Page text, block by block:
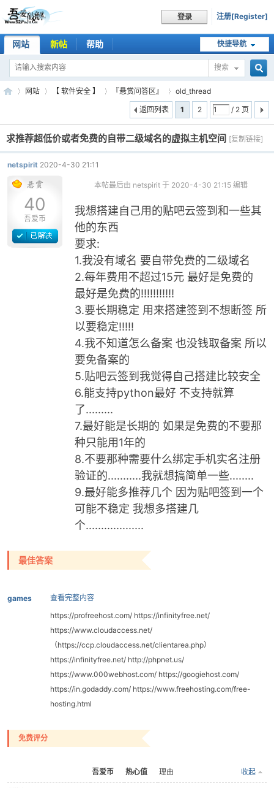
登录 注册[Register]
快捷导航
网站 新帖 帮助
搜索
索
吾 »
网站
›
【 软件安全 】
›
『悬赏问答区』
›
old_thread
1
2 / 2 页
返回列表
求推荐超低价或者免费的自带二级域名的虚拟主机空间 [复制链接]
netspirit 2020-4-30 21:11
40
吾爱币
本帖最后由 netspirit 于 2020-4-30 21:15 编辑
我想搭建自己用的贴吧云签到和一些其
他的东西
要求:
1.我没有域名 要自带免费的二级域名
2.每年费用不超过15元 最好是免费的
最好是免费的!!!!!!!!!!!
3.要长期稳定 用来搭建签到不想断签 所
以要稳定!!!!!
4.我不知道怎么备案 也没钱取备案 所以
要免备案的
5.贴吧云签到我觉得自己搭建比较安全
6.能支持python最好 不支持就算
了.........
7.最好能是长期的 如果是免费的不要那
种只能用1年的
8.不要那种需要什么绑定手机实名注册
验证的...........我就想搞简单一些........
9.最好能多推荐几个 因为贴吧签到一个
可能不稳定 我想多搭建几
个...................
最佳答案
games
查看完整内容
https://profreehost.com/ https://infinityfree.net/
https://www.cloudaccess.net/
（https://ccp.cloudaccess.net/clientarea.php）
https://infinityfree.net/ http://phpnet.us/
https://www.000webhost.com/ https://googiehost.com/
https://in.godaddy.com/ https://www.freehosting.com/free-
hosting.html
免费评分
吾爱币 热心值 收起
理由